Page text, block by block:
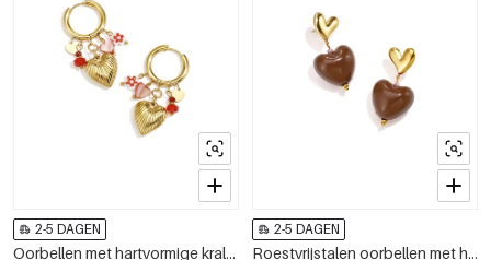
2-5 DAGEN
Oorbellen met hartvormige kralen van roestvrij staal, casual, romantisch en geschikt voor dagelijks gebruik, damessieraden.
2-5 DAGEN
Roestvrijstalen oorbellen met hartvormige hanger, casual, dagelijks en romantisch, dames sieraden